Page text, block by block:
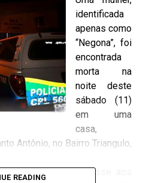
identificada
apenas como
“Negona”, foi
encontrada
morta na
noite deste
sábado (11)
em uma
casa,
Antônio, no Bairro Triangulo,
um homem, que disse aos
READING